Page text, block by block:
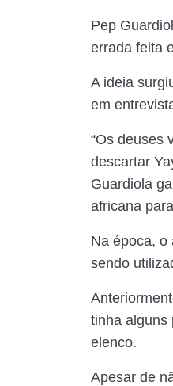
Pep
errada feita
A ideia
em
“Os deuses
descartar
Guardiola
africana
Na época, o
sendo
tinha alguns
elenco.
Apesar de